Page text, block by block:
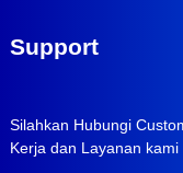
Support
Silahkan Hubungi
Kerja dan Layanan kami